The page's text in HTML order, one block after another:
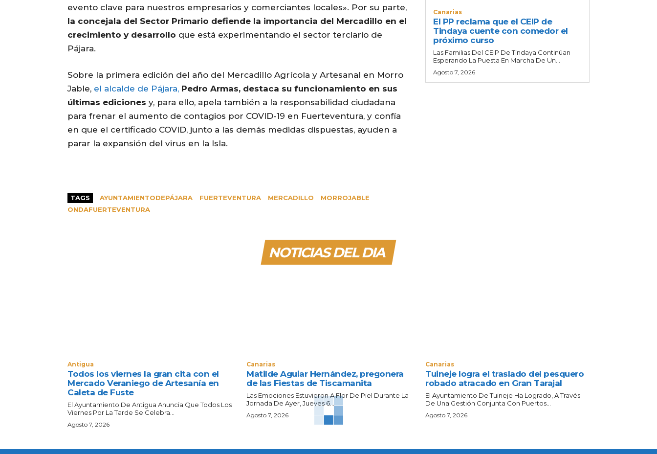
evento clave para nuestros empresarios y comerciantes locales». Por su parte,
la concejala del Sector Primario defiende la importancia del Mercadillo en el
crecimiento y desarrollo que está experimentando el sector terciario de
Pájara.
Sobre la primera edición del año del Mercadillo Agrícola y Artesanal en Morro
Jable, el alcalde de Pájara, Pedro Armas, destaca su funcionamiento en sus
últimas ediciones y, para ello, apela también a la responsabilidad ciudadana
para frenar el aumento de contagios por COVID-19 en Fuerteventura, y confía
en que el certificado COVID, junto a las demás medidas dispuestas, ayuden a
parar la expansión del virus en la Isla.
TAGS AYUNTAMIENTODEPÁJARA FUERTEVENTURA MERCADILLO
MORROJABLE
ONDAFUERTEVENTURA
Canarias
El PP reclama que el CEIP de
Tindaya cuente con comedor el
próximo curso
Las Familias Del CEIP De Tindaya Continúan
Esperando La Puesta En Marcha De Un...
Agosto 7, 2026
NOTICIAS DEL DIA
Antigua
Todos los viernes la gran cita con el
Mercado Veraniego de Artesanía en
Caleta de Fuste
El Ayuntamiento De Antigua Anuncia Que Todos Los
Viernes Por La Tarde Se Celebra...
Agosto 7, 2026
Canarias
Matilde Aguiar Hernández, pregonera
de las Fiestas de Tiscamanita
Las Emociones Estuvieron A Flor De Piel Durante La
Jornada De Ayer, Jueves 6...
Agosto 7, 2026
Canarias
Tuineje logra el traslado del pesquero
robado atracado en Gran Tarajal
El Ayuntamiento De Tuineje Ha Logrado, A Través
De Una Gestión Conjunta Con Puertos...
Agosto 7, 2026